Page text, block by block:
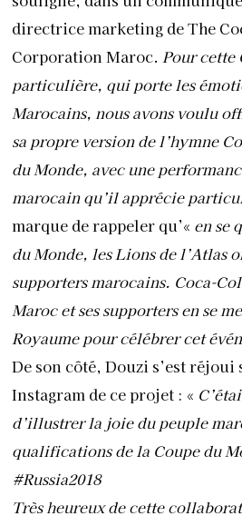
directrice marketing de The
Corporation Maroc. Pour cette
particulière, qui porte les
Marocains, nous avons voulu
sa propre version de l’hymne
du Monde, avec une
marocain qu’il apprécie
marque de rappeler qu’« en se
du Monde, les Lions de l’Atlas
supporters marocains. Coca-
Maroc et ses supporters en se
Royaume pour célébrer cet
De son côté, Douzi s’est réjoui
Instagram de ce projet : «
d’illustrer la joie du peuple
qualifications de la Coupe du
#Russia2018
Très heureux de cette